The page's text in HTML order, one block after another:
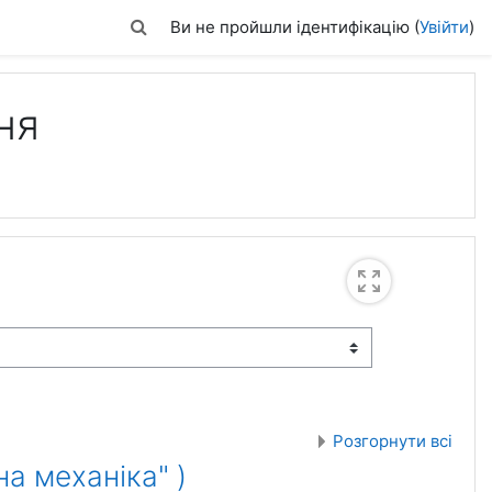
Переключити введення пошуку
Ви не пройшли ідентифікацію (Увійти)
Розгорнути всі
механіка" )